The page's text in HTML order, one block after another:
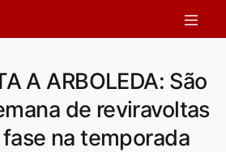
A ARBOLEDA: São
de reviravoltas
na temporada